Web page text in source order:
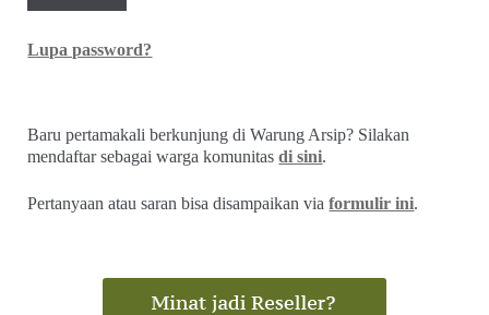
Lupa password?
Baru pertamakali berkunjung di Warung Arsip? Silakan
mendaftar sebagai warga komunitasdi sini.
Pertanyaan atau saran bisa disampaikan viaformulir ini.